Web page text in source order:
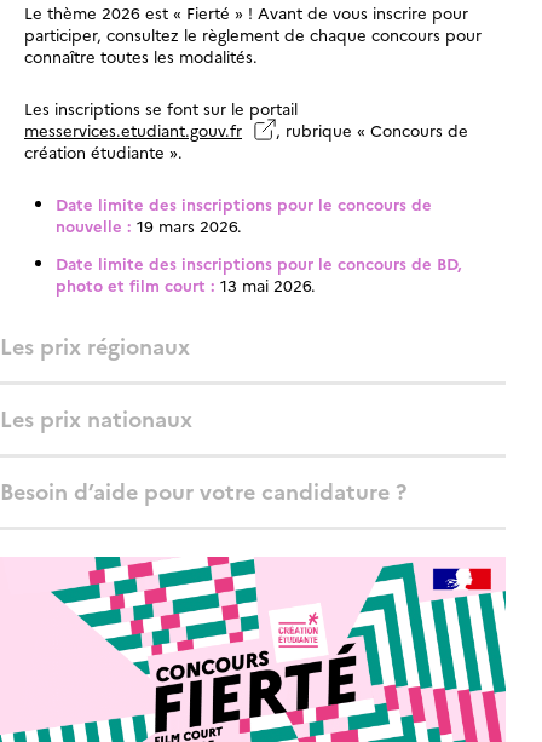
Le thème 2026 est « Fierté » ! Avant de vous inscrire pour
participer, consultez le règlement de chaque concours pour
connaître toutes les modalités.
Les inscriptions se font sur le portail
messervices.etudiant.gouv.fr
, rubrique « Concours de
création étudiante ».
Date limite des inscriptions pour le concours de
nouvelle : 19 mars 2026.
Date limite des inscriptions pour le concours de BD,
photo et film court : 13 mai 2026.
Les prix régionaux
Les prix nationaux
Besoin d’aide pour votre candidature ?